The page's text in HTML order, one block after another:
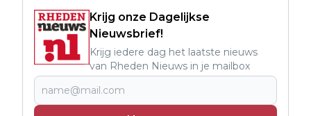
Krijg onze Dagelijkse
Nieuwsbrief!
Krijg iedere dag het laatste nieuws
van Rheden Nieuws in je mailbox